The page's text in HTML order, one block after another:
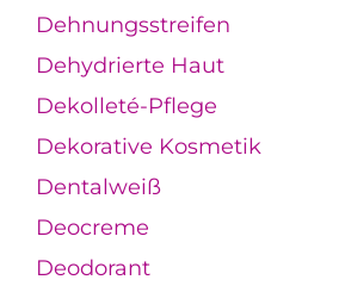
Dehnungsstreifen
Dehydrierte Haut
Dekolleté-Pflege
Dekorative Kosmetik
Dentalweiß
Deocreme
Deodorant